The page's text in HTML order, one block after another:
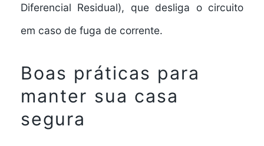
Diferencial Residual), que desliga o circuito
em caso de fuga de corrente.
Boas práticas para
manter sua casa
segura